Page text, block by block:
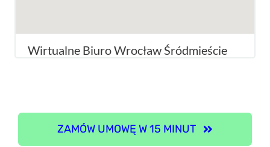
Wirtualne Biuro Wrocław Śródmieście
ZAMÓW UMOWĘ W 15 MINUT